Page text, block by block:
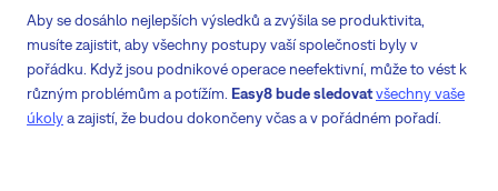
Aby se dosáhlo nejlepších výsledků a zvýšila se produktivita,
musíte zajistit, aby všechny postupy vaší společnosti byly v
pořádku. Když jsou podnikové operace neefektivní, může to vést k
různým problémům a potížím. Easy8 bude sledovatvšechny vaše
úkolya zajistí, že budou dokončeny včas a v pořádném pořadí.